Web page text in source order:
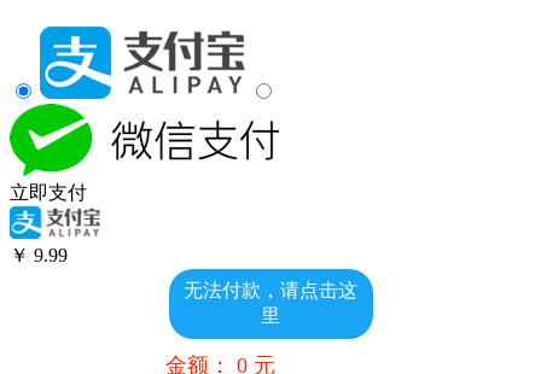
立即支付
￥ 9.99
无法付款，请点击这
里
金额： 0元